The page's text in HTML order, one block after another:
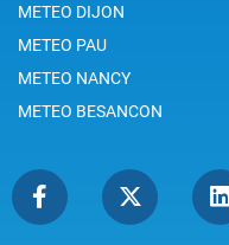
METEO DIJON
METEO PAU
METEO NANCY
METEO BESANCON